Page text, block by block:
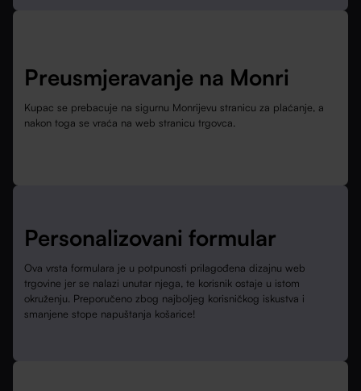
Preusmjeravanje na Monri
Kupac se prebacuje na sigurnu Monrijevu stranicu za plaćanje, a
nakon toga se vraća na web stranicu trgovca.
Personalizovani formular
Ova vrsta formulara je u potpunosti prilagođena dizajnu web
trgovine jer se nalazi unutar njega, te korisnik ostaje u istom
okruženju. Preporučeno zbog najboljeg korisničkog iskustva i
smanjene stope napuštanja košarice!